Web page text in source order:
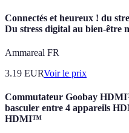
Connectés et heureux ! du
Du stress digital au bien-être
Ammareal FR
3.19 EURVoir le prix
Commutateur Goobay
basculer entre 4 appareils
HDMI™